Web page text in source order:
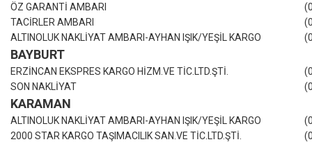
ÖZ GARANTİ AMBARI
TACİRLER AMBARI
ALTINOLUK NAKLİYAT AMBARI-AYHAN IŞIK/YEŞİL KARGO
BAYBURT
ERZİNCAN EKSPRES KARGO HİZM.VE TİC.LTD.ŞTİ.
SON NAKLİYAT
KARAMAN
ALTINOLUK NAKLİYAT AMBARI-AYHAN IŞIK/YEŞİL KARGO
2000 STAR KARGO TAŞIMACILIK SAN.VE TİC.LTD.ŞTİ.